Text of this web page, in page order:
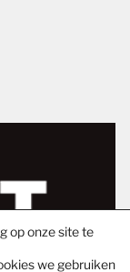
op onze site te
we gebruiken